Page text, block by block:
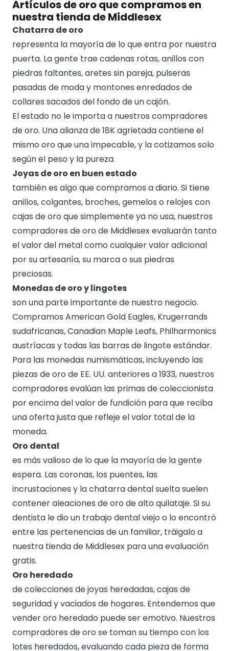
Artículos de oro que compramos en
nuestra tienda de Middlesex
Chatarra de oro
representa la mayoría de lo que entra por nuestra
puerta. La gente trae cadenas rotas, anillos con
piedras faltantes, aretes sin pareja, pulseras
pasadas de moda y montones enredados de
collares sacados del fondo de un cajón.
El estado no le importa a nuestros compradores
de oro. Una alianza de 18K agrietada contiene el
mismo oro que una impecable, y la cotizamos solo
según el peso y la pureza.
Joyas de oro en buen estado
también es algo que compramos a diario. Si tiene
anillos, colgantes, broches, gemelos o relojes con
cajas de oro que simplemente ya no usa, nuestros
compradores de oro de Middlesex evaluarán tanto
el valor del metal como cualquier valor adicional
por su artesanía, su marca o sus piedras
preciosas.
Monedas de oro y lingotes
son una parte importante de nuestro negocio.
Compramos American Gold Eagles, Krugerrands
sudafricanas, Canadian Maple Leafs, Philharmonics
austríacas y todas las barras de lingote estándar.
Para las monedas numismáticas, incluyendo las
piezas de oro de EE. UU. anteriores a 1933, nuestros
compradores evalúan las primas de coleccionista
por encima del valor de fundición para que reciba
una oferta justa que refleje el valor total de la
moneda.
Oro dental
es más valioso de lo que la mayoría de la gente
espera. Las coronas, los puentes, las
incrustaciones y la chatarra dental suelta suelen
contener aleaciones de oro de alto quilataje. Si su
dentista le dio un trabajo dental viejo o lo encontró
entre las pertenencias de un familiar, tráigalo a
nuestra tienda de Middlesex para una evaluación
gratis.
Oro heredado
de colecciones de joyas heredadas, cajas de
seguridad y vaciados de hogares. Entendemos que
vender oro heredado puede ser emotivo. Nuestros
compradores de oro se toman su tiempo con los
lotes heredados, evaluando cada pieza de forma